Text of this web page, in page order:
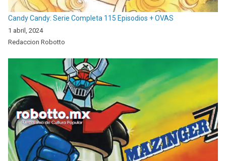
Candy Candy: Serie Completa 115 Episodios + OVAS
1 abril, 2024
Redaccion Robotto